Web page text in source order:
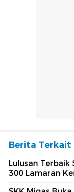
Berita Terkait
Lulusan
300 Lamaran